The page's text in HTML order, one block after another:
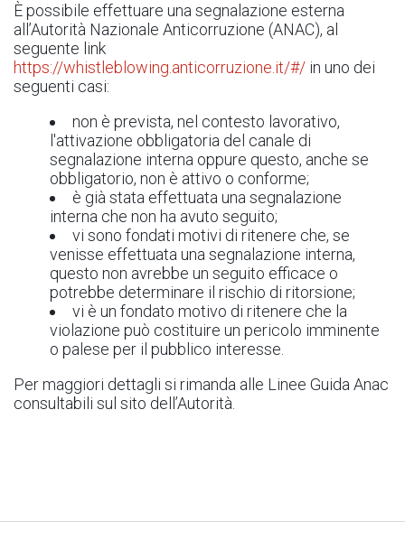
È possibile effettuare una segnalazione esterna
all’Autorità Nazionale Anticorruzione (ANAC), al
seguente link
https://whistleblowing.anticorruzione.it/#/ in uno dei
seguenti casi:
non è prevista, nel contesto lavorativo,
l'attivazione obbligatoria del canale di
segnalazione interna oppure questo, anche se
obbligatorio, non è attivo o conforme;
è già stata effettuata una segnalazione
interna che non ha avuto seguito;
vi sono fondati motivi di ritenere che, se
venisse effettuata una segnalazione interna,
questo non avrebbe un seguito efficace o
potrebbe determinare il rischio di ritorsione;
vi è un fondato motivo di ritenere che la
violazione può costituire un pericolo imminente
o palese per il pubblico interesse.
Per maggiori dettagli si rimanda alle Linee Guida Anac
consultabili sul sito dell’Autorità.